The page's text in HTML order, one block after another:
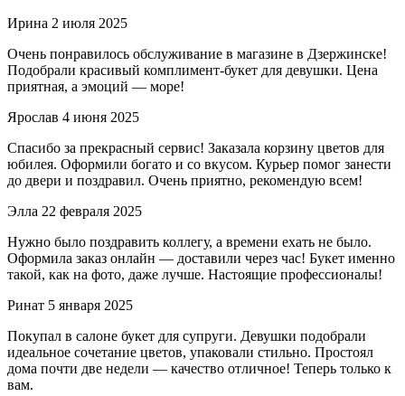
Ирина 2 июля 2025
Очень понравилось обслуживание в магазине в Дзержинске!
Подобрали красивый комплимент-букет для девушки. Цена
приятная, а эмоций — море!
Ярослав 4 июня 2025
Спасибо за прекрасный сервис! Заказала корзину цветов для
юбилея. Оформили богато и со вкусом. Курьер помог занести
до двери и поздравил. Очень приятно, рекомендую всем!
Элла 22 февраля 2025
Нужно было поздравить коллегу, а времени ехать не было.
Оформила заказ онлайн — доставили через час! Букет именно
такой, как на фото, даже лучше. Настоящие профессионалы!
Ринат 5 января 2025
Покупал в салоне букет для супруги. Девушки подобрали
идеальное сочетание цветов, упаковали стильно. Простоял
дома почти две недели — качество отличное! Теперь только к
вам.